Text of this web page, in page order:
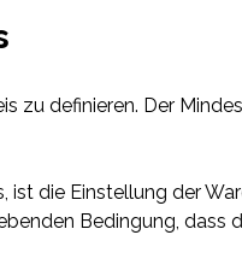
zu definieren. Der
ist die Einstellung der
Bedingung,